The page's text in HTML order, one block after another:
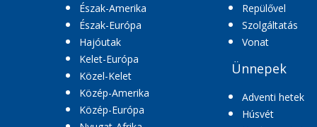
Észak-Amerika
Észak-Európa
Hajóutak
Kelet-Európa
Közel-Kelet
Közép-Amerika
Közép-Európa
Repülővel
Szolgáltatás
Vonat
Ünnepek
Adventi hetek
Húsvét